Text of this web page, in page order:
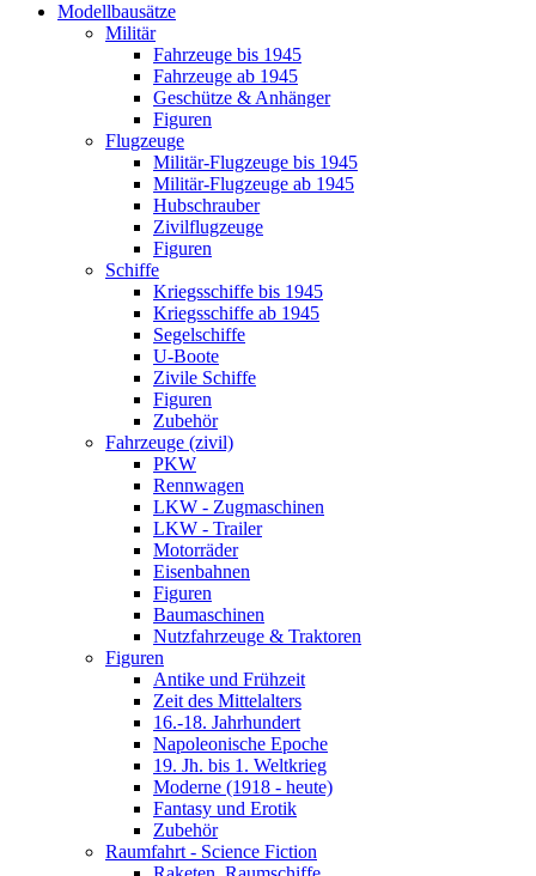
Modellbausätze
Militär
Fahrzeuge bis 1945
Fahrzeuge ab 1945
Geschütze & Anhänger
Figuren
Flugzeuge
Militär-Flugzeuge bis 1945
Militär-Flugzeuge ab 1945
Hubschrauber
Zivilflugzeuge
Figuren
Schiffe
Kriegsschiffe bis 1945
Kriegsschiffe ab 1945
Segelschiffe
U-Boote
Zivile Schiffe
Figuren
Zubehör
Fahrzeuge (zivil)
PKW
Rennwagen
LKW - Zugmaschinen
LKW - Trailer
Motorräder
Eisenbahnen
Figuren
Baumaschinen
Nutzfahrzeuge & Traktoren
Figuren
Antike und Frühzeit
Zeit des Mittelalters
16.-18. Jahrhundert
Napoleonische Epoche
19. Jh. bis 1. Weltkrieg
Moderne (1918 - heute)
Fantasy und Erotik
Zubehör
Raumfahrt - Science Fiction